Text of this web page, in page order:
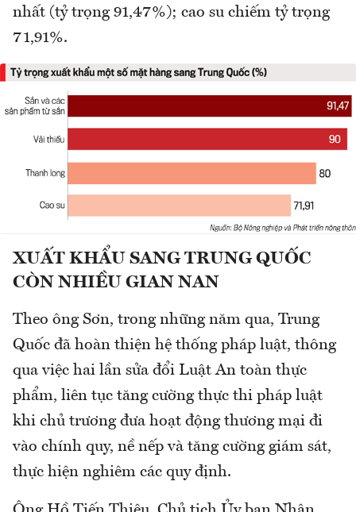
nhất (tỷ trọng 91,47%); cao su chiếm tỷ trọng
71,91%.
XUẤT KHẨU SANG TRUNG QUỐC
CÒN NHIỀU GIAN NAN
Theo ông Sơn, trong những năm qua, Trung
Quốc đã hoàn thiện hệ thống pháp luật, thông
qua việc hai lần sửa đổi Luật An toàn thực
phẩm, liên tục tăng cường thực thi pháp luật
khi chủ trương đưa hoạt động thương mại đi
vào chính quy, nề nếp và tăng cường giám sát,
thực hiện nghiêm các quy định.